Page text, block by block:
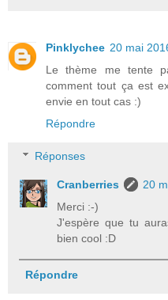
Pinklychee 20 mai
Le thème me tente
comment tout ça est
envie en tout cas :)
Répondre
Réponses
Cranberries
20
Merci :-)
J'espère que tu
bien cool :D
Répondre